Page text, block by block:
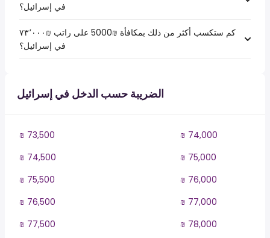
في إسرائيل؟
كم ستكسب أكثر من ذلك بمكافأة ₪5000 على راتب ₪‏٧٣٬٠٠٠
في إسرائيل؟
الضريبة حسب الدخل في إسرائيل
₪ 73,500
₪ 74,000
₪ 74,500
₪ 75,000
₪ 75,500
₪ 76,000
₪ 76,500
₪ 77,000
₪ 77,500
₪ 78,000